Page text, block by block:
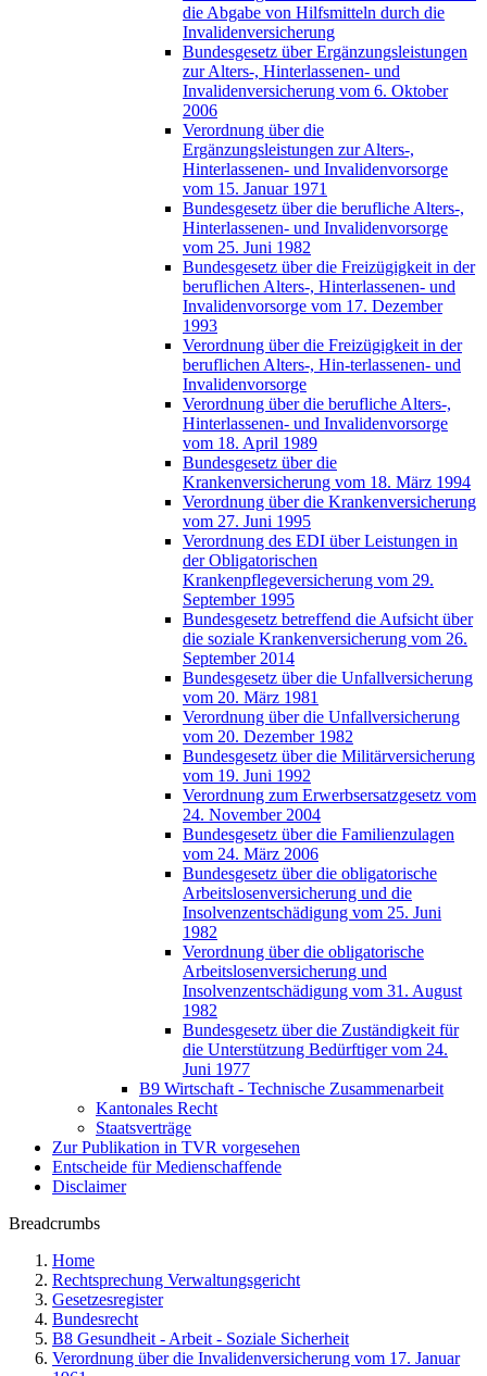
die Abgabe von Hilfsmitteln durch die
Invalidenversicherung
Bundesgesetz über Ergänzungsleistungen
zur Alters-, Hinterlassenen- und
Invalidenversicherung vom 6. Oktober
2006
Verordnung über die
Ergänzungsleistungen zur Alters-,
Hinterlassenen- und Invalidenvorsorge
vom 15. Januar 1971
Bundesgesetz über die berufliche Alters-,
Hinterlassenen- und Invalidenvorsorge
vom 25. Juni 1982
Bundesgesetz über die Freizügigkeit in der
beruflichen Alters-, Hinterlassenen- und
Invalidenvorsorge vom 17. Dezember
1993
Verordnung über die Freizügigkeit in der
beruflichen Alters-, Hin-terlassenen- und
Invalidenvorsorge
Verordnung über die berufliche Alters-,
Hinterlassenen- und Invalidenvorsorge
vom 18. April 1989
Bundesgesetz über die
Krankenversicherung vom 18. März 1994
Verordnung über die Krankenversicherung
vom 27. Juni 1995
Verordnung des EDI über Leistungen in
der Obligatorischen
Krankenpflegeversicherung vom 29.
September 1995
Bundesgesetz betreffend die Aufsicht über
die soziale Krankenversicherung vom 26.
September 2014
Bundesgesetz über die Unfallversicherung
vom 20. März 1981
Verordnung über die Unfallversicherung
vom 20. Dezember 1982
Bundesgesetz über die Militärversicherung
vom 19. Juni 1992
Verordnung zum Erwerbsersatzgesetz vom
24. November 2004
Bundesgesetz über die Familienzulagen
vom 24. März 2006
Bundesgesetz über die obligatorische
Arbeitslosenversicherung und die
Insolvenzentschädigung vom 25. Juni
1982
Verordnung über die obligatorische
Arbeitslosenversicherung und
Insolvenzentschädigung vom 31. August
1982
Bundesgesetz über die Zuständigkeit für
die Unterstützung Bedürftiger vom 24.
Juni 1977
B9 Wirtschaft - Technische Zusammenarbeit
Kantonales Recht
Staatsverträge
Zur Publikation in TVR vorgesehen
Entscheide für Medienschaffende
Disclaimer
Breadcrumbs
Home
Rechtsprechung Verwaltungsgericht
Gesetzesregister
Bundesrecht
B8 Gesundheit - Arbeit - Soziale Sicherheit
Verordnung über die Invalidenversicherung vom 17. Januar